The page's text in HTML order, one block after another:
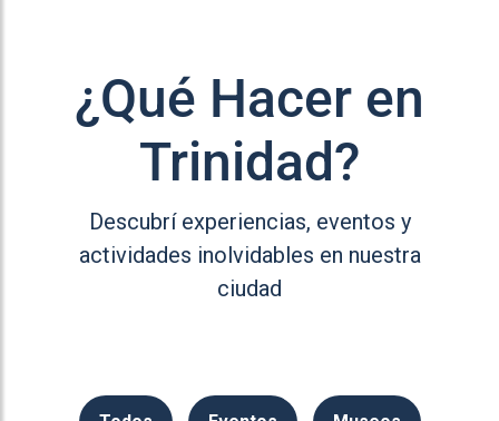
¿Qué Hacer en
Trinidad?
Descubrí experiencias, eventos y
actividades inolvidables en nuestra
ciudad